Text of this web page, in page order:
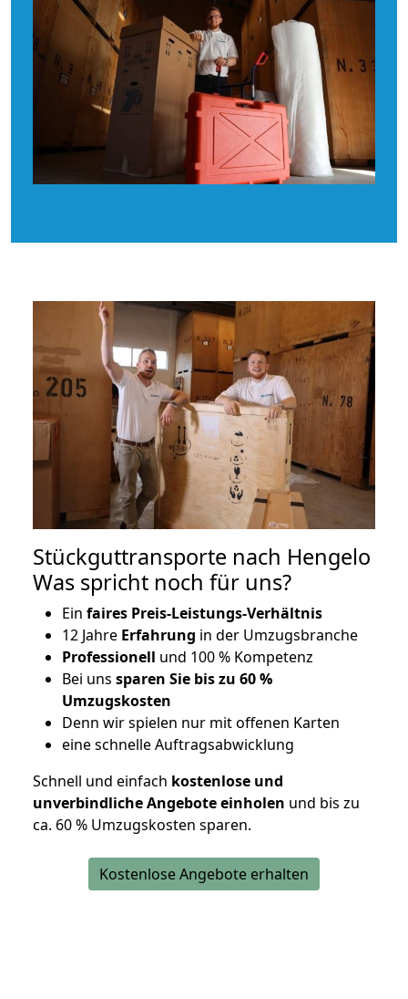
Stückguttransporte nach Hengelo
Was spricht noch für uns?
Ein faires Preis-Leistungs-Verhältnis
12 Jahre Erfahrung in der Umzugsbranche
Professionell und 100 % Kompetenz
Bei uns sparen Sie bis zu 60 %
Umzugskosten
Denn wir spielen nur mit offenen Karten
eine schnelle Auftragsabwicklung
Schnell und einfach kostenlose und
unverbindliche Angebote einholen und bis zu
ca. 60 % Umzugskosten sparen.
Kostenlose Angebote erhalten